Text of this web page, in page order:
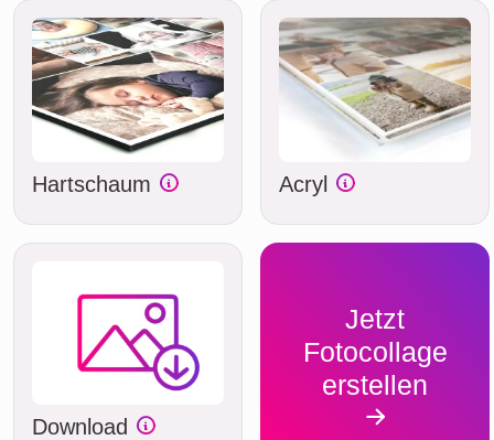
Hartschaum Acryl
Download
Jetzt
Fotocollage
erstellen